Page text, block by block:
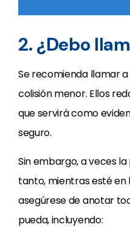
2. ¿Debo
Se recomienda llamar
colisión menor. Ellos
que servirá como
seguro.
Sin embargo, a veces
tanto, mientras esté en
asegúrese de anotar
pueda, incluyendo: